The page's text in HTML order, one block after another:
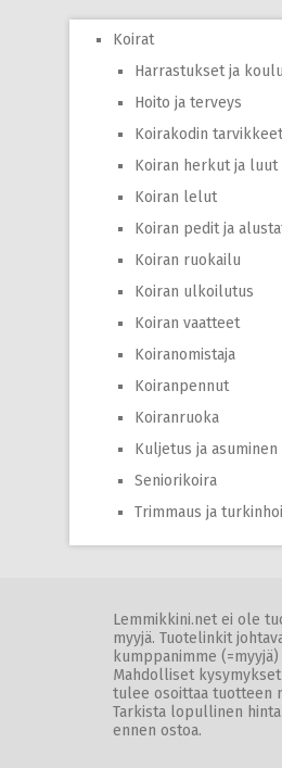
Koirat
Harrastukset ja
Hoito ja terveys
Koirakodin tarvikkeet
Koiran herkut ja luut
Koiran lelut
Koiran pedit ja
Koiran ruokailu
Koiran ulkoilutus
Koiran vaatteet
Koiranomistaja
Koiranpennut
Koiranruoka
Kuljetus ja asuminen
Seniorikoira
Trimmaus ja
Lemmikkini.net ei ole
myyjä. Tuotelinkit
kumppanimme
Mahdolliset
tulee osoittaa tuotteen
Tarkista lopullinen
ennen ostoa.